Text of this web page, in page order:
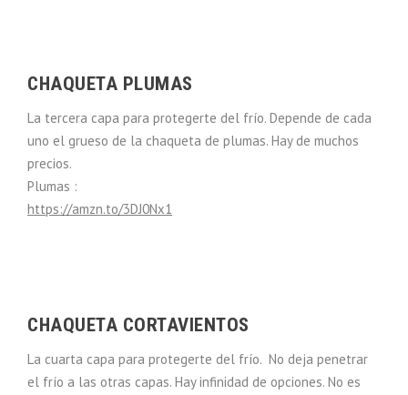
CHAQUETA PLUMAS
La tercera capa para protegerte del frío. Depende de cada
uno el grueso de la chaqueta de plumas. Hay de muchos
precios.
Plumas :
https://amzn.to/3DJ0Nx1
CHAQUETA CORTAVIENTOS
La cuarta capa para protegerte del frío. No deja penetrar
el frío a las otras capas. Hay infinidad de opciones. No es